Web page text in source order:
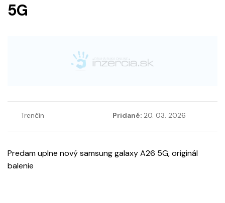
5G
Trenčín Pridané: 20. 03. 2026
Predam uplne nový samsung galaxy A26 5G, originál
balenie